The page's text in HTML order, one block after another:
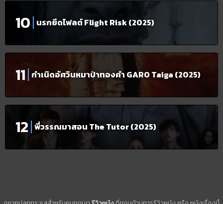
นรกยึดไฟลต์ Flight Risk (2025)
กำเนิดอัศวินหมาป่าทองคำ GARO Taiga (2025)
พี่วรรณมาสอน The Tutor (2025)